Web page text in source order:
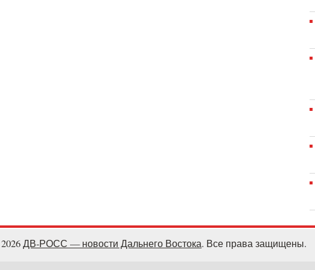
ДВ-РОСС — новости Дальнего Востока. Все права защищены.